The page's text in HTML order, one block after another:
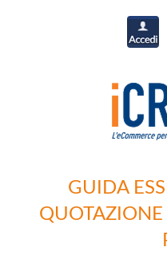
GUIDA
QUOTAZIONE